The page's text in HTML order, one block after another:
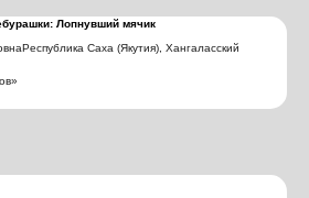
Лопнувший мячик
Саха (Якутия), Хангаласский